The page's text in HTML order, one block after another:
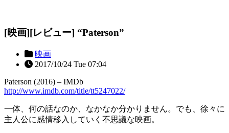
[映画][レビュー] “Paterson”
映画
2017/10/24 Tue 07:04
Paterson (2016) – IMDb
http://www.imdb.com/title/tt5247022/
一体、何の話なのか、なかなか分かりません。でも、徐々に
主人公に感情移入していく不思議な映画。